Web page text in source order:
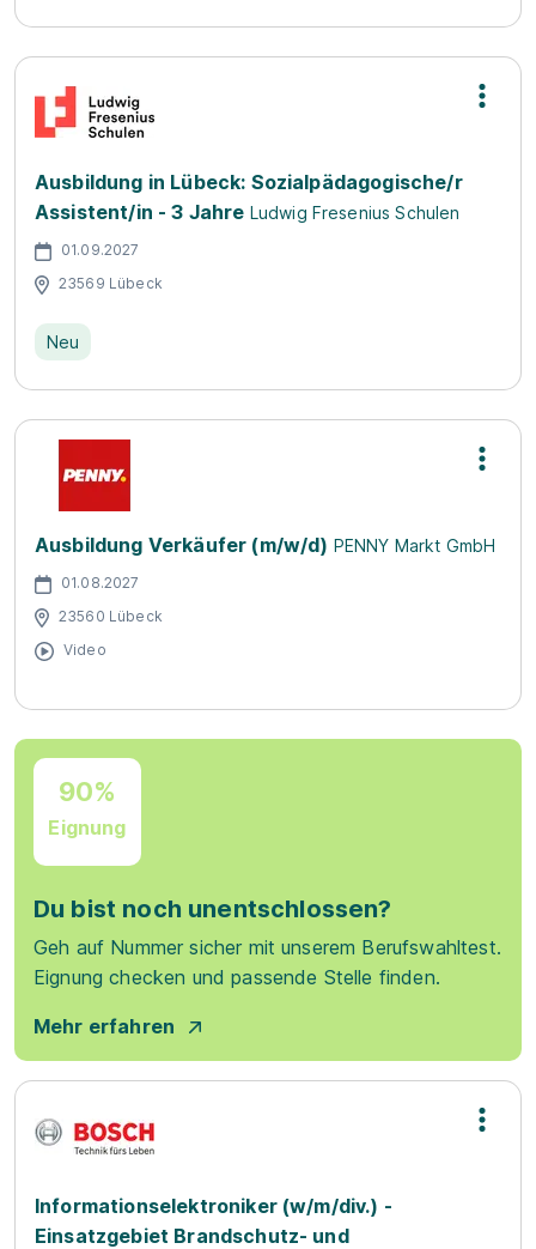
Ausbildung in Lübeck: Sozialpädagogische/r
Assistent/in - 3 Jahre Ludwig Fresenius Schulen
01.09.2027
23569 Lübeck
Neu
Ausbildung Verkäufer (m/w/d) PENNY Markt GmbH
01.08.2027
23560 Lübeck
Video
90%
Eignung
Du bist noch unentschlossen?
Geh auf Nummer sicher mit unserem Berufswahltest.
Eignung checken und passende Stelle finden.
Mehr erfahren
Informationselektroniker (w/m/div.) -
Einsatzgebiet Brandschutz- und